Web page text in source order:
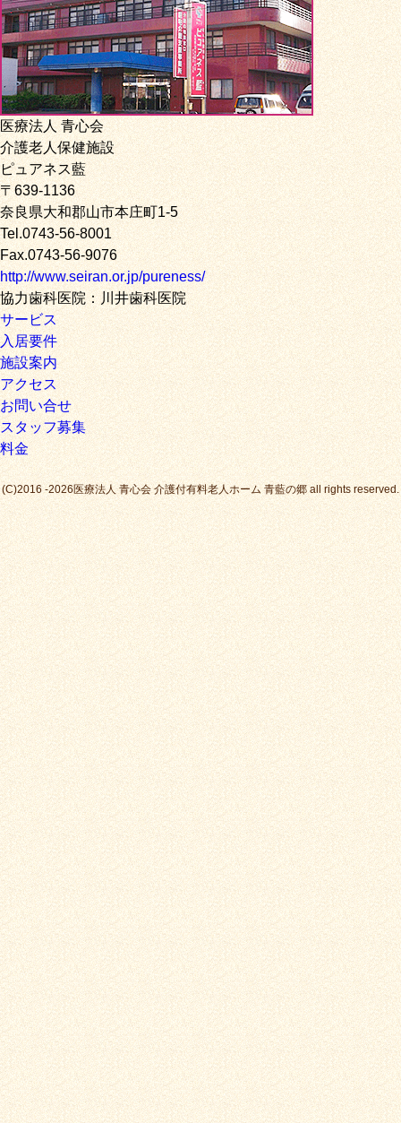
医療法人 青心会
介護老人保健施設
ピュアネス藍
〒639-1136
奈良県大和郡山市本庄町1-5
Tel.0743-56-8001
Fax.0743-56-9076
http://www.seiran.or.jp/pureness/
協力歯科医院：川井歯科医院
サービス
入居要件
施設案内
アクセス
お問い合せ
スタッフ募集
料金
(C)2016 -2026医療法人 青心会 介護付有料老人ホーム 青藍の郷 all rights reserved.